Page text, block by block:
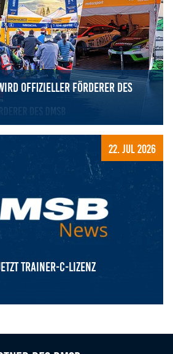
offizieller Förderer des
offizieller Förderer des DMSB
22. Jul 2026
Trainer-C-Lizenz